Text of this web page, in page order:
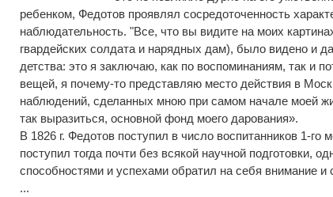
ребенком, Федотов проявлял сосредоточенность
наблюдательность. "Все, что вы видите на моих
гвардейских солдата и нарядных дам), было видено и
детства: это я заключаю, как по воспоминаниям, так и
вещей, я почему-то представляю место действия в
наблюдений, сделанных мною при самом начале моей
так выразиться, основной фонд моего дарования».
В 1826 г. Федотов поступил в число воспитанников 1-го
поступил тогда почти без всякой научной подготовки,
способностями и успехами обратил на себя внимание
...